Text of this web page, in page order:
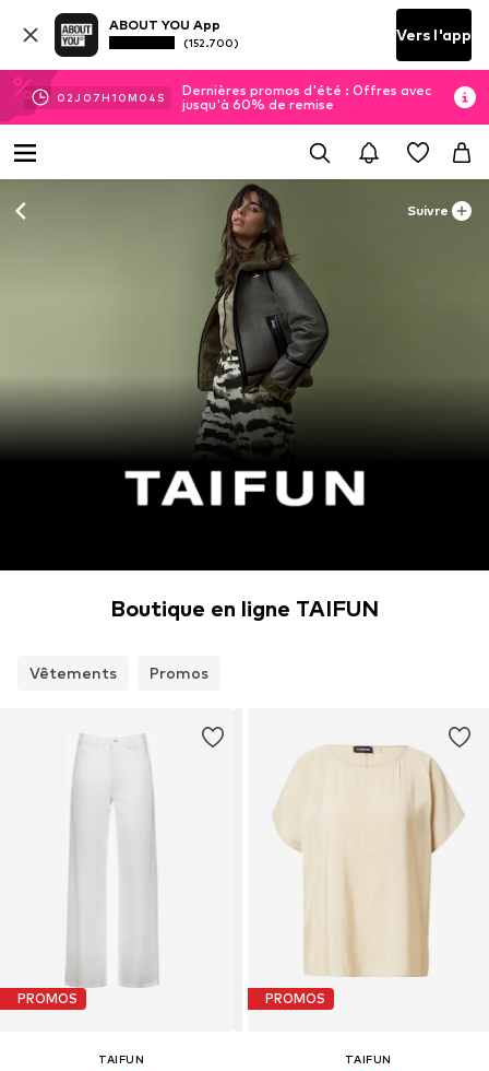
ABOUT YOU App
(152.700) Vers l'app
02J 07H10M 03 S
Dernières promos d'été : Offres avec
jusqu'à 60% de remise
Suivre
Boutique en ligne TAIFUN
Vêtements Promos
PROMOS
TAIFUN
PROMOS
TAIFUN